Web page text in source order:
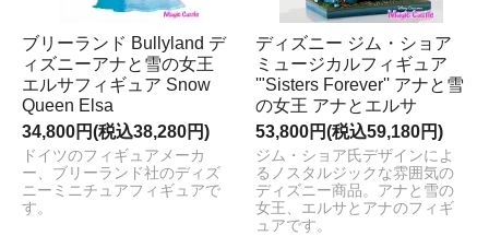
ブリーランド Bullyland デ
ィズニーアナと雪の女王
エルサフィギュア Snow
Queen Elsa
34,800円(税込38,280円)
ドイツのフィギュアメーカ
ー、ブリーランド社のディズ
ニーミニチュアフィギュアで
す。
ディズニー ジム・ショア
ミュージカルフィギュア
'"Sisters Forever'' アナと雪
の女王 アナとエルサ
53,800円(税込59,180円)
ジム・ショア氏デザインによ
るノスタルジックな雰囲気の
ディズニー商品。アナと雪の
女王、エルサとアナのフィギ
ュアです。